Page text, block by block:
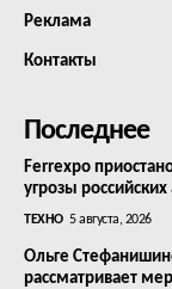
Реклама
Контакты
Последнее
Ferrexpo
угрозы российских
ТЕХНО 5 августа, 2026
Ольге
рассматривает